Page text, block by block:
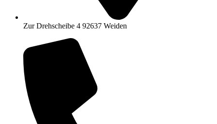
Zur Drehscheibe 4 92637 Weiden